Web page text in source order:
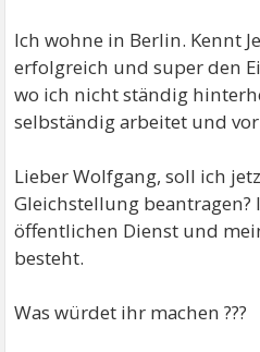
Ich wohne in Berlin. Kennt
erfolgreich und super den
wo ich nicht ständig
selbständig arbeitet und
Lieber Wolfgang, soll ich
Gleichstellung
öffentlichen Dienst und
besteht.
Was würdet ihr machen ???